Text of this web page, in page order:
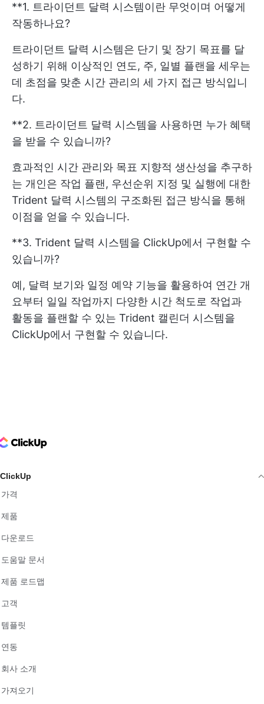
**1. 트라이던트 달력 시스템이란 무엇이며 어떻게
작동하나요?
트라이던트 달력 시스템은 단기 및 장기 목표를 달
성하기 위해 이상적인 연도, 주, 일별 플랜을 세우는
데 초점을 맞춘 시간 관리의 세 가지 접근 방식입니
다.
**2. 트라이던트 달력 시스템을 사용하면 누가 혜택
을 받을 수 있습니까?
효과적인 시간 관리와 목표 지향적 생산성을 추구하
는 개인은 작업 플랜, 우선순위 지정 및 실행에 대한
Trident 달력 시스템의 구조화된 접근 방식을 통해
이점을 얻을 수 있습니다.
**3. Trident 달력 시스템을 ClickUp에서 구현할 수
있습니까?
예, 달력 보기와 일정 예약 기능을 활용하여 연간 개
요부터 일일 작업까지 다양한 시간 척도로 작업과
활동을 플랜할 수 있는 Trident 캘린더 시스템을
ClickUp에서 구현할 수 있습니다.
Logo
ClickUp
가격
제품
다운로드
도움말 문서
제품 로드맵
고객
템플릿
연동
회사 소개
가져오기